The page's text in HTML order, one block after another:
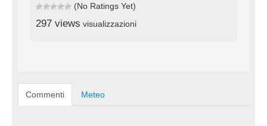
(No Ratings Yet)
297 views visualizzazioni
Commenti Meteo